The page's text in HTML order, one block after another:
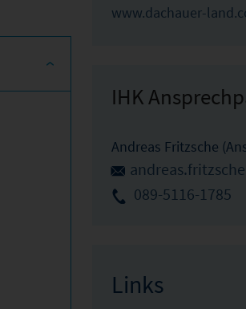
www.dachauer-
IHK
Andreas Fritzsche
089-5116-1785
Links